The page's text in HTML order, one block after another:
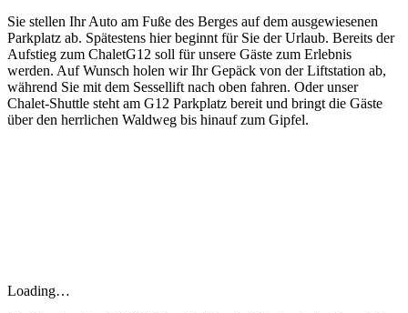
Sie stellen Ihr Auto am Fuße des Berges auf dem ausgewiesenen
Parkplatz ab. Spätestens hier beginnt für Sie der Urlaub. Bereits der
Aufstieg zum ChaletG12 soll für unsere Gäste zum Erlebnis
werden. Auf Wunsch holen wir Ihr Gepäck von der Liftstation ab,
während Sie mit dem Sessellift nach oben fahren. Oder unser
Chalet-Shuttle steht am G12 Parkplatz bereit und bringt die Gäste
über den herrlichen Waldweg bis hinauf zum Gipfel.
Loading…